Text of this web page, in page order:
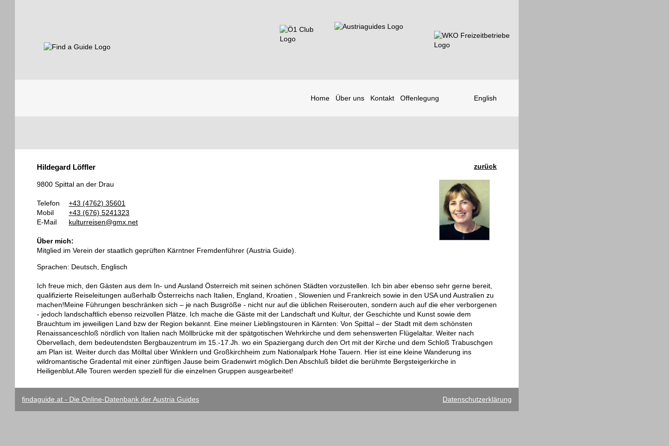
Home Über uns Kontakt Offenlegung English
Guides
zurück
Hildegard Löffler
9800 Spittal an der Drau
Telefon
+43 (4762) 35601
Mobil
+43 (676) 5241323
E-Mail
kulturreisen@gmx.net
Über mich:
Mitglied im Verein der staatlich geprüften Kärntner Fremdenführer (Austria Guide).
Sprachen: Deutsch, Englisch
Ich freue mich, den Gästen aus dem In- und Ausland Österreich mit seinen schönen Städten vorzustellen. Ich bin aber ebenso sehr gerne bereit,
qualifizierte Reiseleitungen außerhalb Österreichs nach Italien, England, Kroatien , Slowenien und Frankreich sowie in den USA und Australien zu
machen!Meine Führungen beschränken sich – je nach Busgröße - nicht nur auf die üblichen Reiserouten, sondern auch auf die eher verborgenen
- jedoch landschaftlich ebenso reizvollen Plätze. Ich mache die Gäste mit der Landschaft und Kultur, der Geschichte und Kunst sowie dem
Brauchtum im jeweiligen Land bzw der Region bekannt. Eine meiner Lieblingstouren in Kärnten: Von Spittal – der Stadt mit dem schönsten
Renaissanceschloß nördlich von Italien nach Möllbrücke mit der spätgotischen Wehrkirche und dem sehenswerten Flügelaltar. Weiter nach
Obervellach, dem bedeutendsten Bergbauzentrum im 15.-17.Jh. wo ein Spaziergang durch den Ort mit der Kirche und dem Schloß Trabuschgen
am Plan ist. Weiter durch das Mölltal über Winklern und Großkirchheim zum Nationalpark Hohe Tauern. Hier ist eine kleine Wanderung ins
wildromantische Gradental mit einer zünftigen Jause beim Gradenwirt möglich.Den Abschluß bildet die berühmte Bergsteigerkirche in
Heiligenblut.Alle Touren werden speziell für die einzelnen Gruppen ausgearbeitet!
findaguide.at - Die Online-Datenbank der Austria Guides Datenschutzerklärung